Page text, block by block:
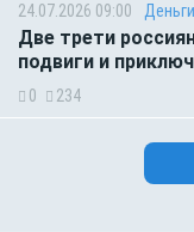
24.07.2026 09:00 Деньги
Две трети
подвиги и
0 234